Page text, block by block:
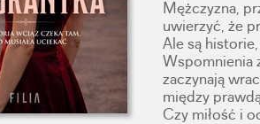
Mężczyzna,
uwierzyć, że
Ale są
Wspomnienia
zaczynają
między
Czy miłość i